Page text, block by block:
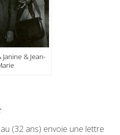
Janine & Jean-
(32 ans) envoie une lettre